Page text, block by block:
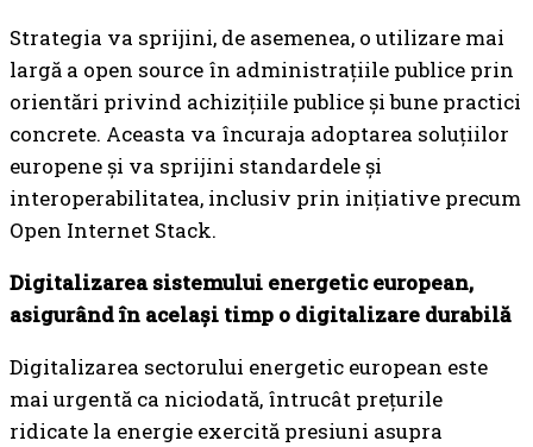
Strategia va sprijini, de asemenea, o utilizare mai
largă a open source în administrațiile publice prin
orientări privind achizițiile publice și bune practici
concrete. Aceasta va încuraja adoptarea soluțiilor
europene și va sprijini standardele și
interoperabilitatea, inclusiv prin inițiative precum
Open Internet Stack.
Digitalizarea sistemului energetic european,
asigurând în același timp o digitalizare durabilă
Digitalizarea sectorului energetic european este
mai urgentă ca niciodată, întrucât prețurile
ridicate la energie exercită presiuni asupra